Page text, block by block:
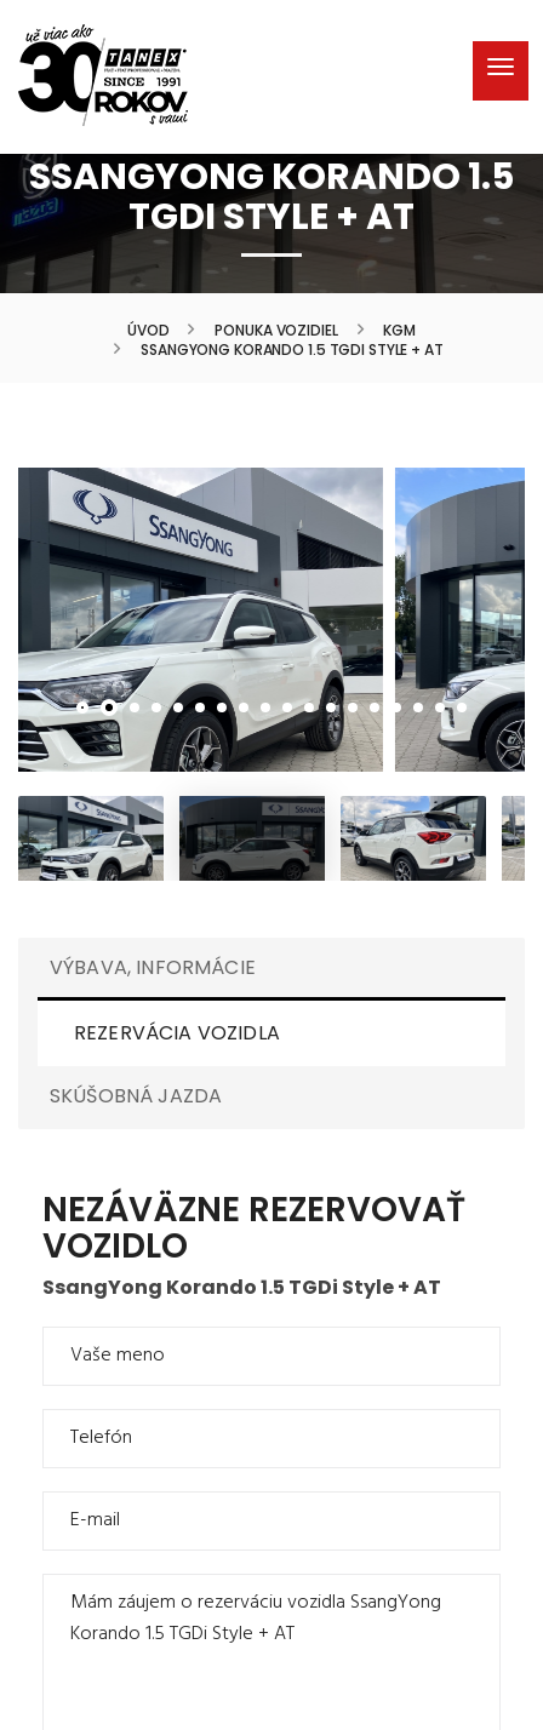
SSANGYONG KORANDO 1.5
TGDI STYLE + AT
ÚVOD PONUKA VOZIDIEL
KGM
SSANGYONG KORANDO 1.5 TGDI STYLE + AT
VÝBAVA, INFORMÁCIE
REZERVÁCIA VOZIDLA
SKÚŠOBNÁ JAZDA
NEZÁVÄZNE REZERVOVAŤ
VOZIDLO
SsangYong Korando 1.5 TGDi Style + AT